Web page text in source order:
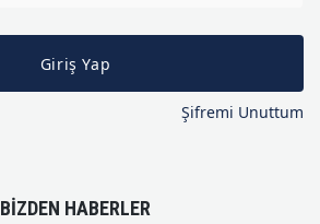
Giriş Yap
Şifremi Unuttum
BIZDEN HABERLER